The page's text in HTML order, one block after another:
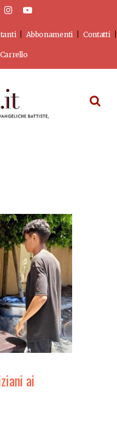
Abbonamenti Contatti
Carrello
ai